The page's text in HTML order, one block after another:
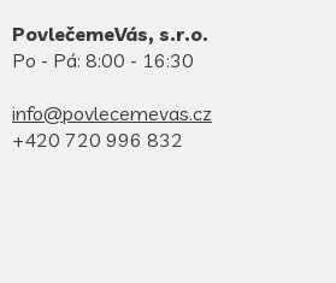
PovlečemeVás, s.r.o.
Po - Pá: 8:00 - 16:30
info@povlecemevas.cz
+420 720 996 832